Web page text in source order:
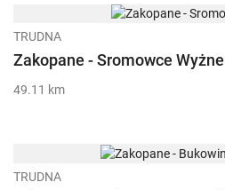
TRUDNA
Zakopane - Sromowce Wyżne
49.11 km
TRUDNA